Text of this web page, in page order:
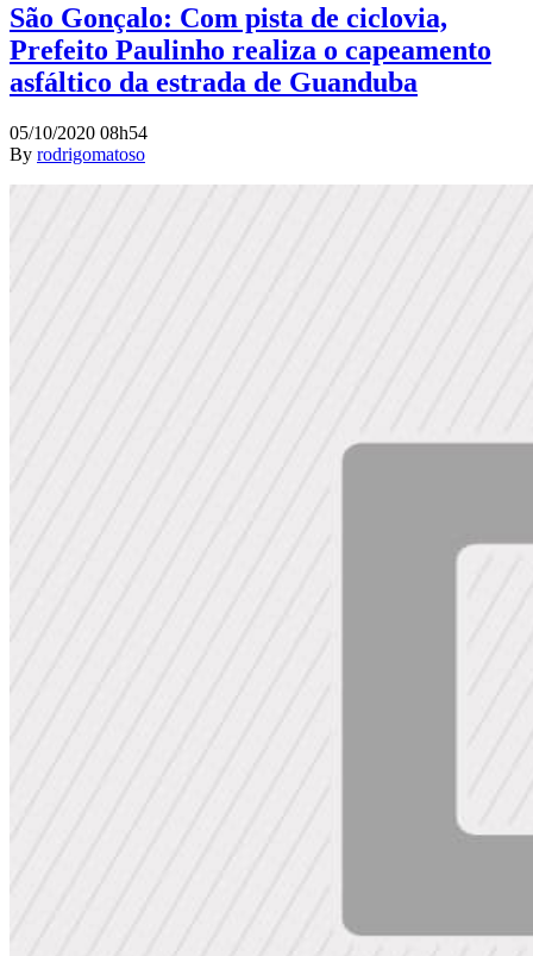
São Gonçalo: Com pista de ciclovia,
Prefeito Paulinho realiza o capeamento
asfáltico da estrada de Guanduba
05/10/2020 08h54
By rodrigomatoso